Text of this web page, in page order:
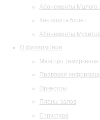
Абонементы Малого
Как купить билет
Абонементы
О филармонии
Маэстро Темирканов
Правовая
Оркестры
Планы залов
Структура